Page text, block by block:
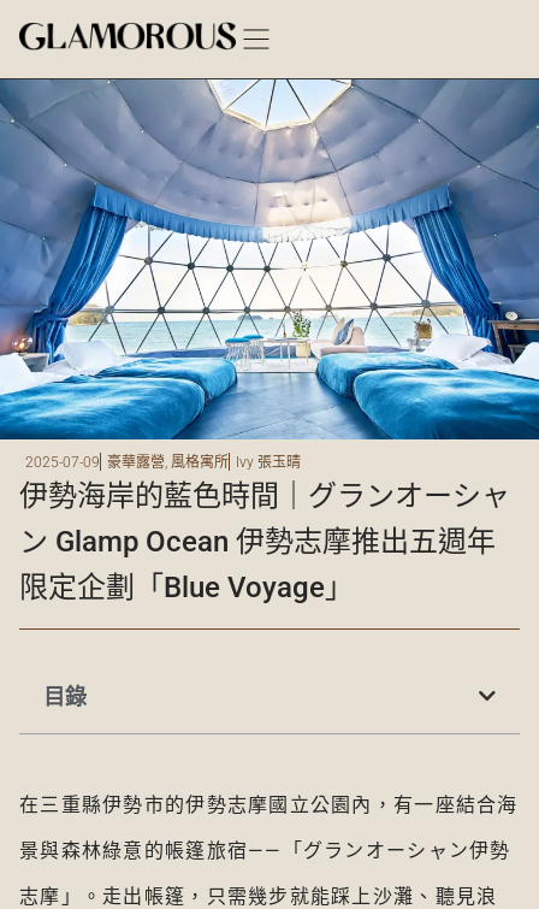
2025-07-09 豪華露營 風格寓所 Ivy 張玉晴
伊勢海岸的藍色時間｜グランオーシャ
ン Glamp Ocean 伊勢志摩推出五週年
限定企劃「Blue Voyage」
目錄
在三重縣伊勢市的伊勢志摩國立公園內，有一座結合海
景與森林綠意的帳篷旅宿——「グランオーシャン伊勢
志摩」。走出帳篷，只需幾步就能踩上沙灘、聽見浪